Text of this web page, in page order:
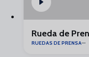
Rueda de
RUEDAS DE PRENSA